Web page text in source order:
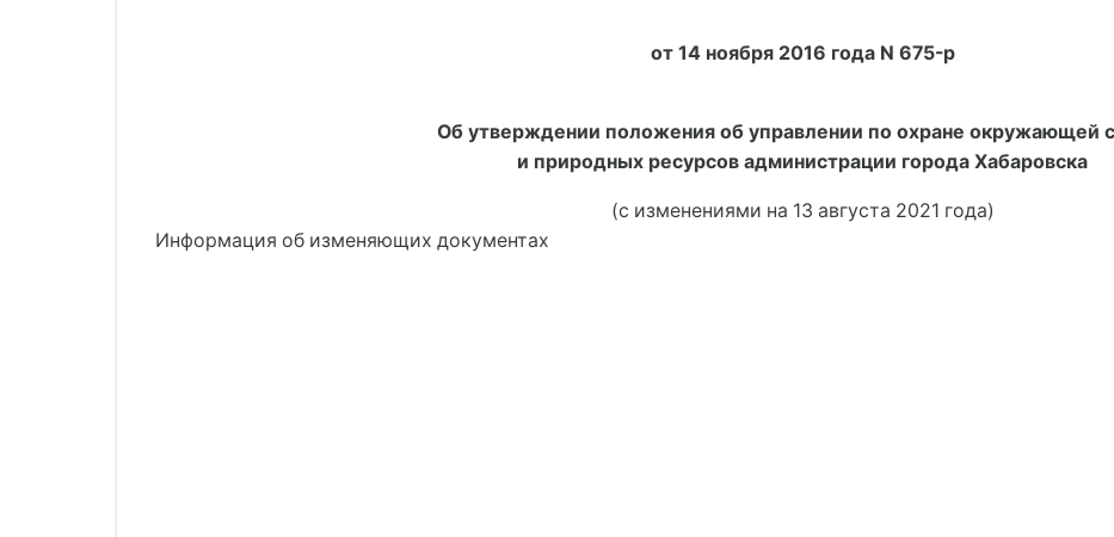
от 14 ноября 2016 года N 675-р
Об утверждении положения об управлении по охране окружающей
и природных ресурсов администрации города Хабаровска
(с изменениями на 13 августа 2021 года)
Информация об изменяющих документах